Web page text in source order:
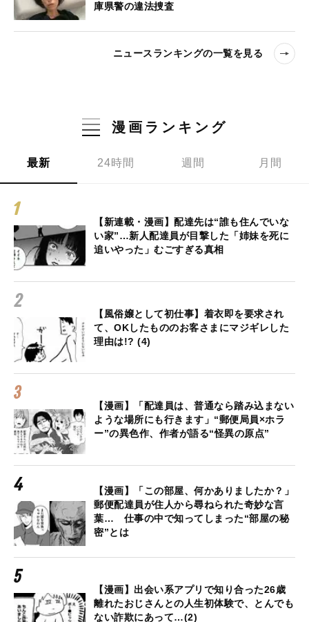
庫県警の違法捜査
ニュースランキングの一覧を見る
漫画ランキング
最新 24時間 週間 月間
【新連載・漫画】配達先は“誰も住んでいな
い家”…新人配達員が目撃した「姉妹を死に
追いやった」むごすぎる真相
【風俗嬢として初仕事】着衣即を要求され
て、OKしたもののお客さまにマジギレした
理由は!? (4)
【漫画】「配達員は、普通なら踏み込まない
ような場所にも行きます」“郵便局員×ホラ
ー”の異色作、作者が語る“怪異の原点”
【漫画】「この部屋、何かありましたか？」
郵便配達員が住人から尋ねられた奇妙な言
葉… 仕事の中で知ってしまった“部屋の秘
密”とは
【漫画】出会い系アプリで知り合った26歳
離れたおじさんとの人生初体験で、とんでも
ない詐欺にあって…(2)